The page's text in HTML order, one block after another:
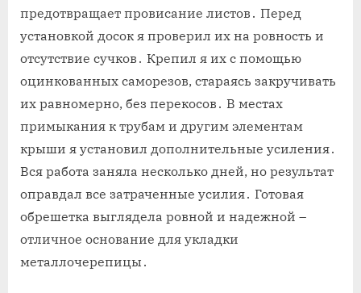
предотвращает провисание листов․ Перед
установкой досок я проверил их на ровность и
отсутствие сучков․ Крепил я их с помощью
оцинкованных саморезов, стараясь закручивать
их равномерно, без перекосов․ В местах
примыкания к трубам и другим элементам
крыши я установил дополнительные усиления․
Вся работа заняла несколько дней, но результат
оправдал все затраченные усилия․ Готовая
обрешетка выглядела ровной и надежной –
отличное основание для укладки
металлочерепицы․